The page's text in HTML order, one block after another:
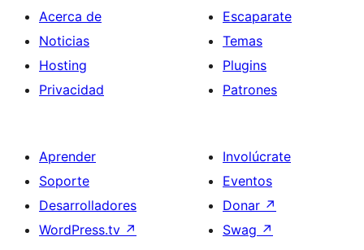
Acerca de
Noticias
Hosting
Privacidad
Escaparate
Temas
Plugins
Patrones
Aprender
Soporte
Desarrolladores
WordPress.tv ↗
Involúcrate
Eventos
Donar ↗
Swag ↗